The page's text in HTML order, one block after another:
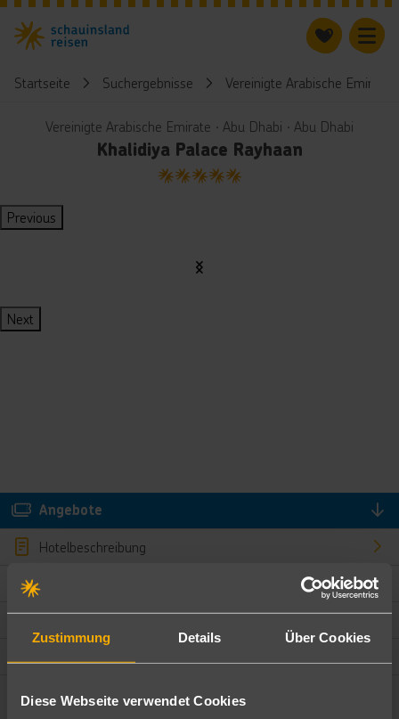
Zustimmung Details Über Cookies
Diese Webseite verwendet Cookies
Startseite Suchergebnisse Vereinigte Arabische Emirate
Vereinigte Arabische Emirate ∙ Abu Dhabi ∙ Abu Dhabi
Khalidiya Palace Rayhaan
5
Previous
Next
Angebote
Hotelbeschreibung
Bewertungen